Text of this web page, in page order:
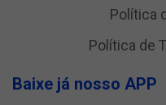
Política
Política de
Baixe já nosso APP